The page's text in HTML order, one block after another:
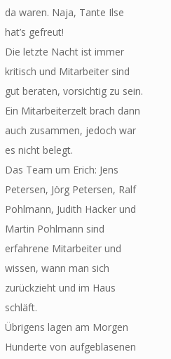
da waren. Naja, Tante Ilse
hat’s gefreut!
Die letzte Nacht ist immer
kritisch und Mitarbeiter sind
gut beraten, vorsichtig zu sein.
Ein Mitarbeiterzelt brach dann
auch zusammen, jedoch war
es nicht belegt.
Das Team um Erich: Jens
Petersen, Jörg Petersen, Ralf
Pohlmann, Judith Hacker und
Martin Pohlmann sind
erfahrene Mitarbeiter und
wissen, wann man sich
zurückzieht und im Haus
schläft.
Übrigens lagen am Morgen
Hunderte von aufgeblasenen